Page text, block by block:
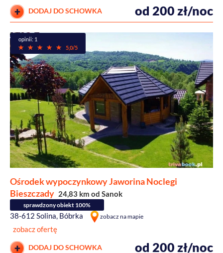
DODAJ DO SCHOWKA od 200 zł/noc
opinii: 1
5,0/5
Ośrodek wypoczynkowy Jaworina Noclegi
Bieszczady 24,83 km od Sanok
sprawdzony obiekt 100%
38-612 Solina, Bóbrka zobacz na mapie
zobacz ofertę
DODAJ DO SCHOWKA od 200 zł/noc